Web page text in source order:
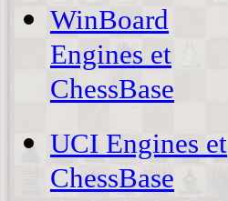
WinBoard
Engines et
ChessBase
UCI Engines et
ChessBase